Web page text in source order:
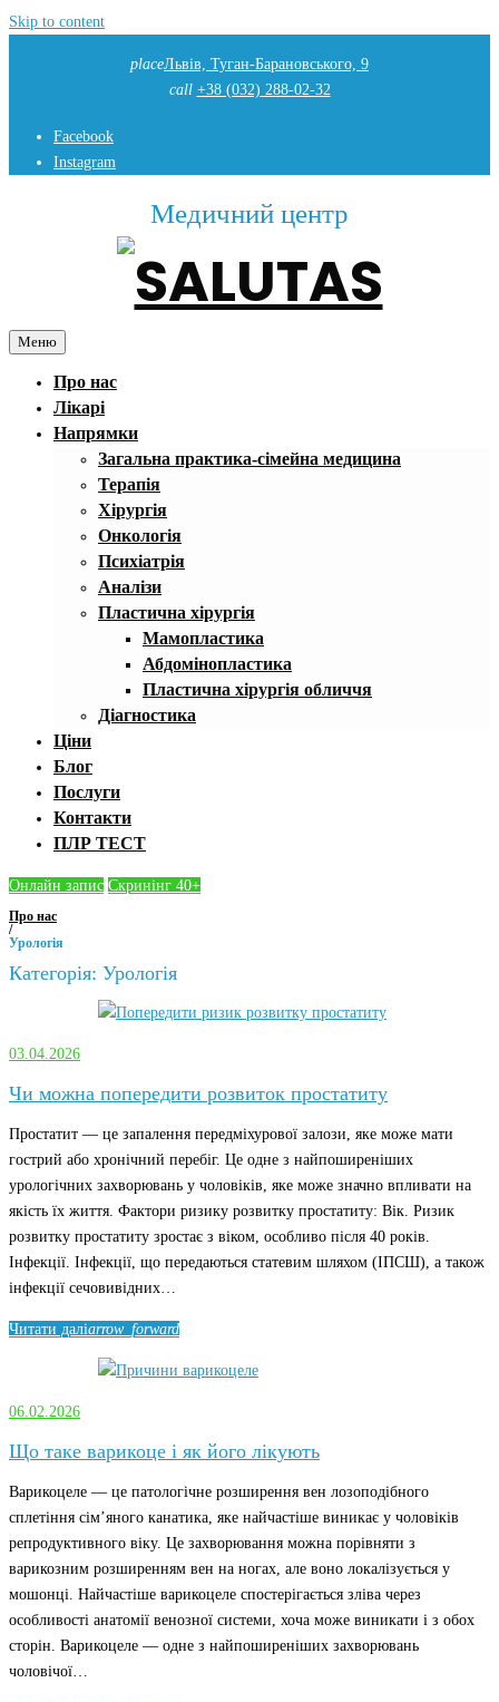
Skip to content
placeЛьвів, Туган-Барановського, 9
call +38 (032) 288-02-32
Facebook
Instagram
Медичний центр
Меню
Про нас
Лікарі
Напрямки
Загальна практика-сімейна медицина
Терапія
Хірургія
Онкологія
Психіатрія
Аналізи
Пластична хірургія
Мамопластика
Абдомінопластика
Пластична хірургія обличчя
Діагностика
Ціни
Блог
Послуги
Контакти
ПЛР ТЕСТ
Онлайн запис Скринінг 40+
Про нас
/
Урологія
Категорія: Урологія
03.04.2026
Чи можна попередити розвиток простатиту
Простатит — це запалення передміхурової залози, яке може мати
гострий або хронічний перебіг. Це одне з найпоширеніших
урологічних захворювань у чоловіків, яке може значно впливати на
якість їх життя. Фактори ризику розвитку простатиту: Вік. Ризик
розвитку простатиту зростає з віком, особливо після 40 років.
Інфекції. Інфекції, що передаються статевим шляхом (ІПСШ), а також
інфекції сечовивідних…
Читати даліarrow_forward
06.02.2026
Що таке варикоце і як його лікують
Варикоцеле — це патологічне розширення вен лозоподібного
сплетіння сім’яного канатика, яке найчастіше виникає у чоловіків
репродуктивного віку. Це захворювання можна порівняти з
варикозним розширенням вен на ногах, але воно локалізується у
мошонці. Найчастіше варикоцеле спостерігається зліва через
особливості анатомії венозної системи, хоча може виникати і з обох
сторін. Варикоцеле — одне з найпоширеніших захворювань
чоловічої…